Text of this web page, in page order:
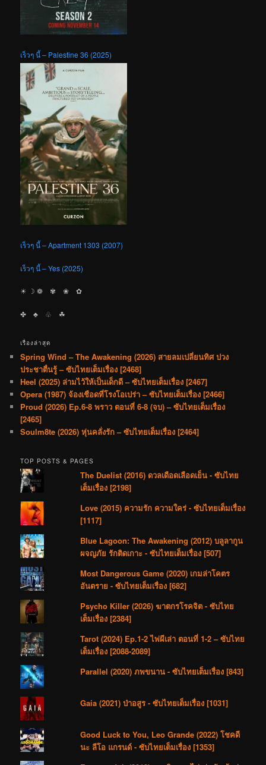
เร็วๆ นี้ – Palestine 36 (2025)
เร็วๆ นี้ – Apartment 1303 (2007)
เร็วๆ นี้ – Yes (2025)
☀︎ ☽ ❁ ✾ ❀ ✿
✤ ♣︎ ♧ ☘︎
เรื่องล่าสุด
Spring Wind – The Awakening (2026) สายลมเปลี่ยนทิศ ปวง
ประชาตื่นรู้ – ซับไทยเต็มเรื่อง [2468]
Heel (2025) ล่ามไว้ให้เป็นเด็กดี – ซับไทยเต็มเรื่อง [2467]
Opera (1987) จ้องเชือดที่โรงโอเปร่า – ซับไทยเต็มเรื่อง [2466]
Proud (2026) Ep.6-8 พราว ตอนที่ 6-8 (จบ) – ซับไทยเต็มเรื่อง
[2465]
Soulm8te (2026) หุ่นคลั่งรัก – ซับไทยเต็มเรื่อง [2464]
TOP POSTS & PAGES
The Duelist (2016) ดวลเดือดเลือดเย็น - ซับไทย
เต็มเรื่อง [2198]
Love (2015) ความรัก ความใคร่ - ซับไทยเต็มเรื่อง
[1117]
Blue Lagoon: The Awakening (2012) บลูลากูน
ผจญภัย รักติดเกาะ - ซับไทยเต็มเรื่อง [507]
Most Dangerous Game (2020) เกมล่าโคตร
อันตราย - ซับไทยเต็มเรื่อง [682]
Psycho Killer (2026) ฆาตกรโรคจิต - ซับไทย
เต็มเรื่อง [2384]
Tarot (2024) Ep.1-2 ไพ่ผีเล่า ตอนที่ 1-2 – ซับไทย
เต็มเรื่อง [2088-2089]
Parallel (2020) ภพขนาน - ซับไทยเต็มเรื่อง [843]
Gaia (2021) ป่าอสูร - ซับไทยเต็มเรื่อง [1031]
Good Luck to You, Leo Grande (2022) โชคดี
นะ ลีโอ แกรนด์ - ซับไทยเต็มเรื่อง [1353]